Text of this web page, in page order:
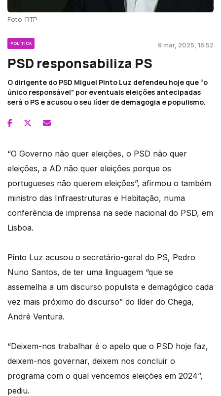
Foto: RTP
POLÍTICA 9 mar, 2025, 16:52
PSD responsabiliza PS
O dirigente do PSD Miguel Pinto Luz defendeu hoje que “o
único responsável” por eventuais eleições antecipadas
será o PS e acusou o seu líder de demagogia e populismo.
“O Governo não quer eleições, o PSD não quer
eleições, a AD não quer eleições porque os
portugueses não querem eleições”, afirmou o também
ministro das Infraestruturas e Habitação, numa
conferência de imprensa na sede nacional do PSD, em
Lisboa.
Pinto Luz acusou o secretário-geral do PS, Pedro
Nuno Santos, de ter uma linguagem “que se
assemelha a um discurso populista e demagógico cada
vez mais próximo do discurso” do líder do Chega,
André Ventura.
“Deixem-nos trabalhar é o apelo que o PSD hoje faz,
deixem-nos governar, deixem nos concluir o
programa com o qual vencemos eleições em 2024”,
pediu.